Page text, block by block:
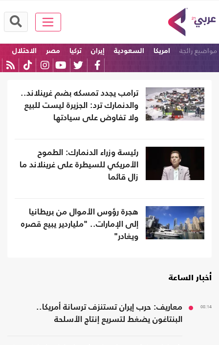
مواضيع رائجة امريكا السعودية إيران تركيا مصر الاحتلال
ترامب يجدد تمسكه بضم غرينلاند..
والدنمارك ترد: الجزيرة ليست للبيع
ولا تفاوض على سيادتها
رئيسة وزراء الدنمارك: الطموح
الأمريكي للسيطرة على غرينلاند ما
زال قائما
هجرة رؤوس الأموال من بريطانيا
إلى الإمارات.. "ملياردير يبيع قصره
ويغادر"
أخبار الساعة
08:14
معاريف: حرب إيران تستنزف ترسانة أمريكا..
البنتاغون يضغط لتسريع إنتاج الأسلحة